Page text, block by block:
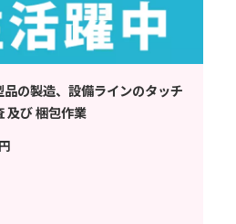
品の製造、設備ラインのタッチ
及び 梱包作業
円